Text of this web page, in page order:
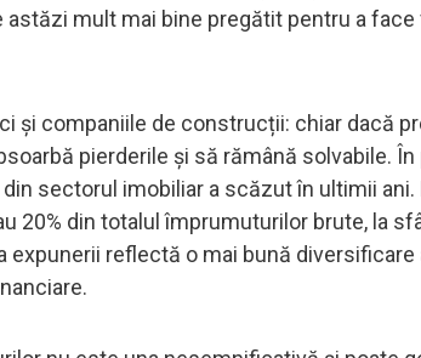
mult mai bine pregătit pentru a
și companiile de construcții: chiar dacă
pierderile și să rămână solvabile. În
sectorul imobiliar a scăzut în ultimii ani.
20% din totalul împrumuturilor brute, la
expunerii reflectă o mai bună diversificare